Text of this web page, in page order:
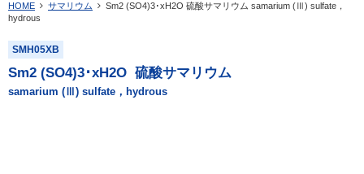
元素記号で検索する
元素周期表をタップすると、拡大表示されます。拡大した表から元素記号をタップ
青色が取り扱い対象元素です。
HOME サマリウム Sm2 (SO4)3･xH2O 硫酸サマリウム samarium (Ⅲ) sulfate，
hydrous
SMH05XB
Sm2 (SO4)3･xH2O 硫酸サマリウム
samarium (Ⅲ) sulfate，hydrous